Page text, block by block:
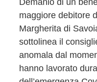
maggiore debitore
Margherita di
sottolinea il
anomala dal
hanno lavorato